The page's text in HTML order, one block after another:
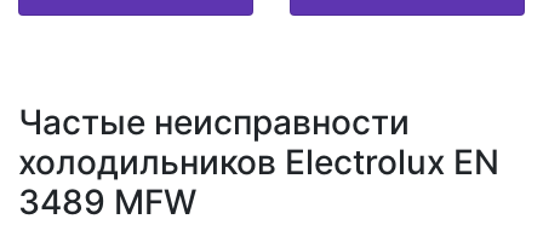
Частые неисправности
холодильников Electrolux EN
3489 MFW